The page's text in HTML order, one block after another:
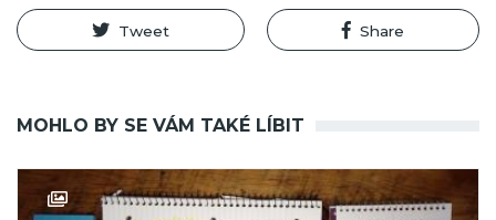
Tweet Share
MOHLO BY SE VÁM TAKÉ LÍBIT